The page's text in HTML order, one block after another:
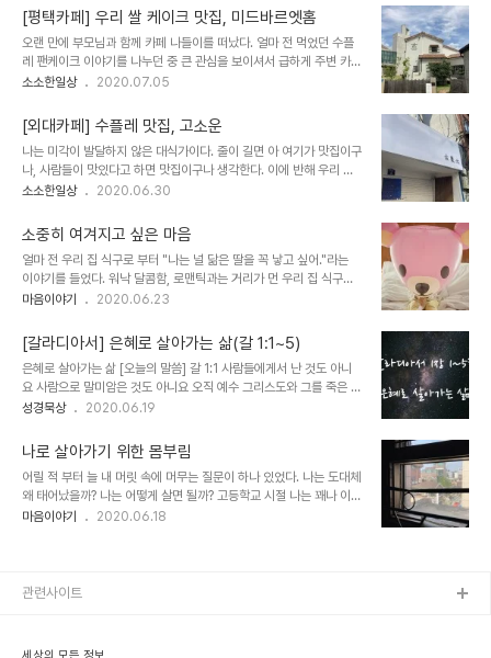
지인들 사이에는 유명하다. 엄마의 고백을 빌리자면 어린시절 나는 유
난히 기질이 예민하고, 감당하기 어려운 자기 고집을 가진 아이였다고
한다. 자식이지만 거리두기를 하고 싶었던 나날이 많았고, 그로 인해
다정함 보다는 엄격함을 유지했다고 한다. 나는 그런 엄마에게 알 수
없는 거리감과 섭섭함을 늘 가지고 있었던 것 같다. 내가 기억하는 청
에 엄마는 점을 보러가고, 나를 ..
[평택카페] 우리 쌀 케이크 맛집, 미드바르엣홈
오랜 만에 부모님과 함께 카페 나들이를 떠났다. 얼마 전 먹었던 수플
레 팬케이크 이야기를 나누던 중 큰 관심을 보이셔서 급하게 주변 카페
를 찾아 방문하게 되었다. 부모님 두분만 가시기에는 멋쩍은 곳으로 모
가 맛있어 보이는 미드바르엣홈을 방문하기로 하였다. 평택 장안동에
서는 이미 유명한 인스타 핫플 인 것 같았다. 미드바르엣홈은 경기도
평택시 장안길 80-2에 위치해있다. 영업시간은 월요일부터 토요일까
지는 11시부터 22시까지, 수요일은 18시까지이고, 일요일은 휴무이
다. 단, 재료가 소진될 시나 장소 대관으로 인해 종종 문을 닫는 경우들
(https://www.instagram.com/midbar_c..
소소한일상 2020.07.05
[외대카페] 수플레 맛집, 고소운
나는 미각이 발달하지 않은 대식가이다. 줄이 길면 아 여기가 맛집이구
나, 사람들이 맛있다고 하면 맛집이구나 생각한다. 이에 반해 우리 집
식구는 미각이 발달 한 편식쟁이다. 입맛에 맞는 음식만 찾아 먹고, 만
크가 너무 먹고 싶었다. 언제 먹었는지 기억이 안나지만 당시에는 너무
달아서 만족도가 낮았다. 하지만 그 식감이 기억난 후에는 다시금 수플
레 팬케이크를 먹고 싶다는 생각에 사로 잡혀 우리 집 식구에게 몇 일
을 같이 가자고 이야기했다. 마침내 외대역 앞 ‘고소운’을 방문했다. 허
름한 외관에 다소 실망하고 좁은 계단을 내려가면서 답답함이 느껴지
허름한 외관을 잊게에 충..
소소한일상 2020.06.30
소중히 여겨지고 싶은 마음
얼마 전 우리 집 식구로 부터 "나는 널 닮은 딸을 꼭 낳고 싶어."라는
이야기를 들었다. 워낙 달콤함, 로맨틱과는 거리가 먼 우리 집 식구의
고백에 의아했다. 매일 눈이 작은 내가 아닌 자신을 닮아야 한다고 주
(아빠 닮았으면 예뻤을텐데 엄마 닮아서 안타깝다고 하려고?) 남편은
내 반응에 "어릴 적 네 모습을 내가 본 적이 없으니, 아기 때 너, 초등학
생 때 너, 내가 없던 시간 속에 널 보고 싶어."라는 답했다. 순간 망치로
머리를 맞은거 같이 어안이 벙벙했다. 그리고 눈물이 나기 시작했다.
엄마의 말에 따르면, 나는 타고난 기질이 예민한 아이였다고 했다. 눕
면 다..
마음이야기 2020.06.23
[갈라디아서] 은혜로 살아가는 삶(갈 1:1~5)
은혜로 살아가는 삶 [오늘의 말씀] 갈 1:1 사람들에게서 난 것도 아니
요 사람으로 말미암은 것도 아니요 오직 예수 그리스도와 그를 죽은 자
가운데서 살리신 하나님 아버지로 말미암아 사도 된 바울은 1:2 함께
아버지와 주 예수 그리스도로부터 은혜와 평강이 있기를 원하노라 1:4
그리스도께서 하나님 곧 우리 아버지의 뜻을 따라 이 악한 세대에서 우
리를 건지시려고 우리 죄를 대속하기 위하여 자기 몸을 주셨으니 1:5
영광이 그에게 세세토록 있을지어다 아멘 [묵상하기] 1. 하나님은 어떤
분인가? 1) 예수님을 죽은 자 가운데서 살리신 분 2) 바울을 사도로 세
성경묵상 2020.06.19
나로 살아가기 위한 몸부림
어릴 적 부터 늘 내 머릿 속에 머무는 질문이 하나 있었다. 나는 도대체
왜 태어났을까? 나는 어떻게 살면 될까? 고등학교 시절 나는 꽤나 이
질문에 답을 얻지 못해 고통스러웠었다. 나라는 사람에 대해 명확한 정
이야기 해주면서 나중에 그 장점들이 빛을 바랄려면 지금은 공부할 때
마음이야기 2020.06.18
관련사이트